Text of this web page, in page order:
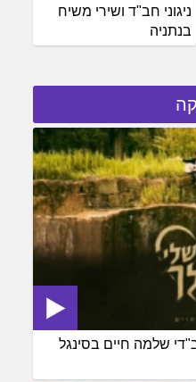
ניגוני חב"ד ושירי משיח
בנתניה
שלמה חיים בסינגל